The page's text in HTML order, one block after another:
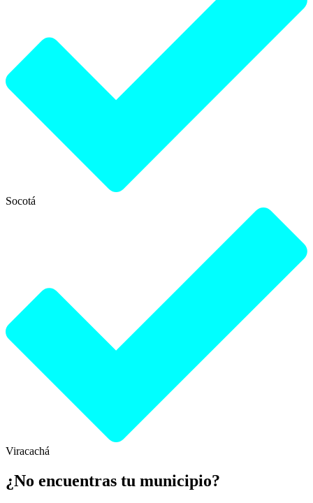
Socotá
Viracachá
¿No encuentras tu municipio?